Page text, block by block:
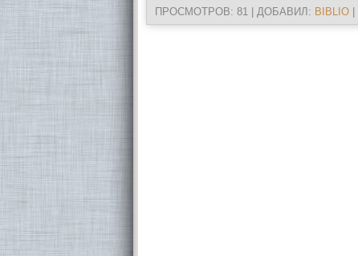
ПРОСМОТРОВ: 81 | ДОБАВИЛ: BIBLIO |